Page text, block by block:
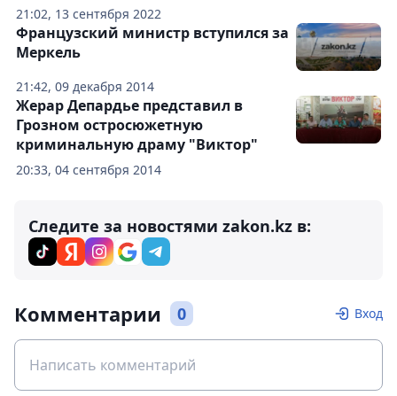
21:02, 13 сентября 2022
21:42, 09 декабря 2014
Французский министр вступился за
Меркель
20:33, 04 сентября 2014
Жерар Депардье представил в
Грозном остросюжетную
криминальную драму "Виктор"
Следите за новостями zakon.kz в:
Комментарии 0 Вход